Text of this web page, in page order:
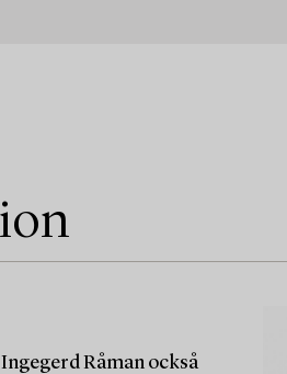
Råman också